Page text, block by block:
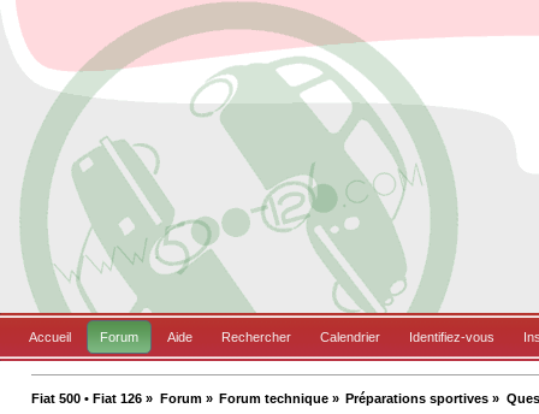
Accueil Forum Aide Rechercher Calendrier Identifiez-vous
Fiat 500 • Fiat 126 » Forum» Forum technique» Préparations sportives »